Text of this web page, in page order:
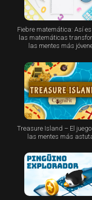
Fiebre matemática: Así es
las matemáticas
las mentes más
Treasure Island – El
las mentes más